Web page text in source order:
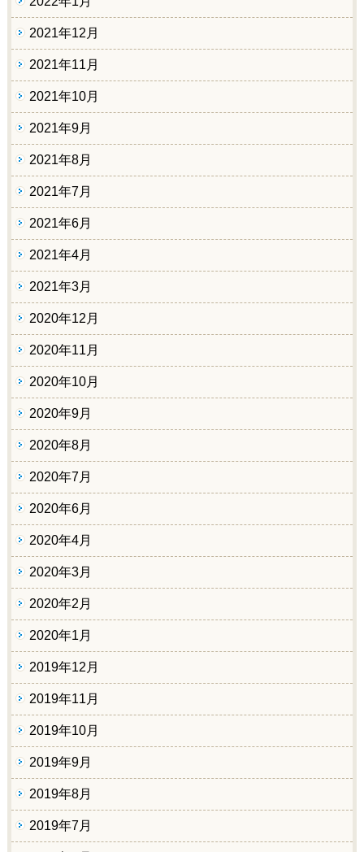
2021年12月
2021年11月
2021年10月
2021年9月
2021年8月
2021年7月
2021年6月
2021年4月
2021年3月
2020年12月
2020年11月
2020年10月
2020年9月
2020年8月
2020年7月
2020年6月
2020年4月
2020年3月
2020年2月
2020年1月
2019年12月
2019年11月
2019年10月
2019年9月
2019年8月
2019年7月